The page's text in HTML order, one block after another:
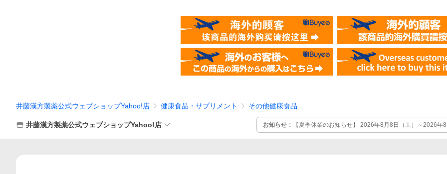
井藤漢方製薬公式ウェブショップYahoo!店 健康食品・サプリメント その他健康食品
井藤漢方製薬公式ウェブショップYahoo!店 お知らせ：
【夏季休業のお知らせ】 2026年8月8日（土）～2026
ただきます。 8月7日10時以降および休業期間中のご注文・お問い